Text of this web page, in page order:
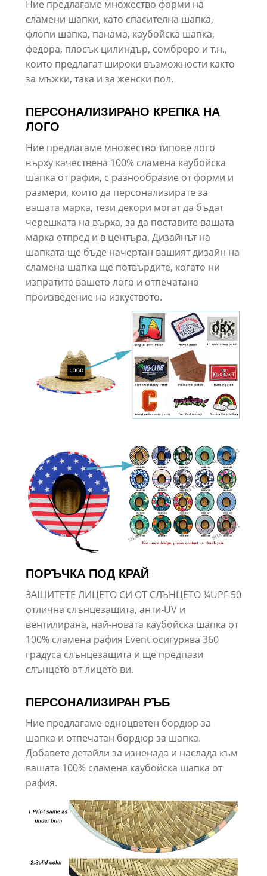
Ние предлагаме множество форми на
сламени шапки, като спасителна шапка,
флопи шапка, панама, каубойска шапка,
федора, плосък цилиндър, сомбреро и т.н.,
които предлагат широки възможности както
за мъжки, така и за женски пол.
ПЕРСОНАЛИЗИРАНО КРЕПКА НА
ЛОГО
Ние предлагаме множество типове лого
върху качествена 100% сламена каубойска
шапка от рафия, с разнообразие от форми и
размери, които да персонализирате за
вашата марка, тези декори могат да бъдат
черешката на върха, за да поставите вашата
марка отпред и в центъра. Дизайнът на
шапката ще бъде начертан вашият дизайн на
сламена шапка ще потвърдите, когато ни
изпратите вашето лого и отпечатано
произведение на изкуството.
ПОРЪЧКА ПОД КРАЙ
ЗАЩИТЕТЕ ЛИЦЕТО СИ ОТ СЛЪНЦЕТО ¼UPF 50
отлична слънцезащита, анти-UV и
вентилирана, най-новата каубойска шапка от
100% сламена рафия Event осигурява 360
градуса слънцезащита и ще предпази
слънцето от лицето ви.
ПЕРСОНАЛИЗИРАН РЪБ
Ние предлагаме едноцветен бордюр за
шапка и отпечатан бордюр за шапка.
Добавете детайли за изненада и наслада към
вашата 100% сламена каубойска шапка от
рафия.